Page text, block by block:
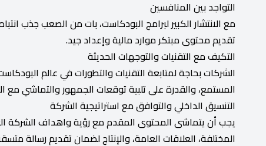
التواجد بين المنافسين
مع الانتشار الكبير لبرامج البودكاست، بات من الصعب جذب
تقديم محتوى مبتكر موارد مالية وإعداد جيد.
التكيف مع التقنيات والتوجهات الحديثة
الشركات بحاجة لمتابعة التقنيات والتطورات في عالم
المستمع، والقدرة على تلبية توقعات الجمهور والتماشي مع
التنسيق الداخلي والتوافق مع استراتيجية الشركة
يجب أن يتماشى المحتوى المقدم مع رؤية واهداف الشركة
المختلفة، العلاقات العامة، والإنتاج لضمان تقديم رسالة